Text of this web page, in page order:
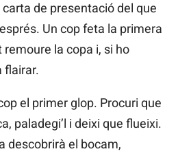
de presentació del que
Un cop feta la primera
la copa i, si ho
flairar.
el primer glop. Procuri que
paladegi’l i deixi que flueixi.
descobrirà el bocam,